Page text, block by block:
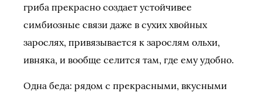
гриба прекрасно создает устойчивее
симбиозные связи даже в сухих хвойных
зарослях, привязывается к зарослям ольхи,
ивняка, и вообще селится там, где ему удобно.
Одна беда: рядом с прекрасными, вкусными